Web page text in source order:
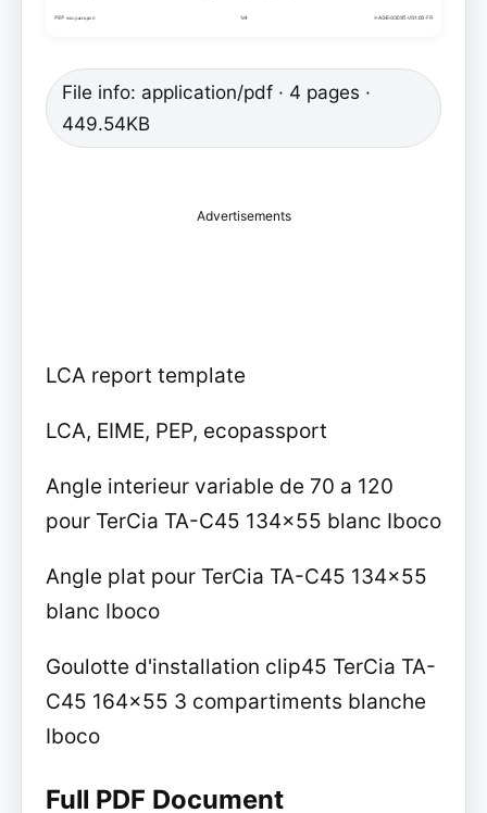
File info: application/pdf · 4 pages ·
449.54KB
Advertisements
LCA report template
LCA, EIME, PEP, ecopassport
Angle interieur variable de 70 a 120
pour TerCia TA-C45 134x55 blanc Iboco
Angle plat pour TerCia TA-C45 134x55
blanc Iboco
Goulotte d'installation clip45 TerCia TA-
C45 164x55 3 compartiments blanche
Iboco
Full PDF Document